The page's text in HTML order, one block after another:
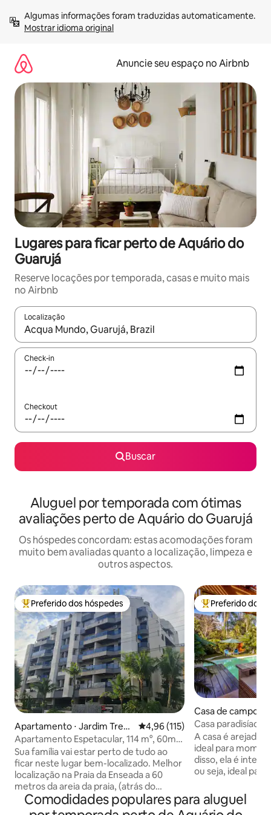
para
Mostrar idioma original
Anuncie seu espaço no Airbnb
Lugares para ficar perto de Aquário do
Guarujá
Reserve locações por temporada, casas e muito mais
no Airbnb
Localização
Quando os resultados estiverem disponíveis, explore-os
Check-in
Checkout
Buscar
Aluguel por temporada com ótimas
avaliações perto de Aquário do Guarujá
Os hóspedes concordam: estas acomodações foram
muito bem avaliadas quanto a localização, limpeza e
outros aspectos.
Entre os melhores preferidos dos hóspedes
Preferido dos hóspedes
Apartamento ⋅ Jardim Tres
Marias
4,96 de uma avaliação média de
4,96 (115)
Apartamento Espetacular, 114 m°, 60mts
da Praia.
Sua família vai estar perto de tudo ao
ficar neste lugar bem-localizado. Melhor
localização na Praia da Enseada a 60
metros da areia da praia, (atrás do
AQUÁRIO de Guarujá). Apartamento 3
quartos(um suíte), 2 banheiros, ampla
Entre os
Preferido dos
Casa de campo ⋅
Casa paradisíaca
pernambuco.
A casa é arejada
ideal para
disso, ela é
ou seja, ideal
para integrações
amigos já que
Comodidades populares para aluguel